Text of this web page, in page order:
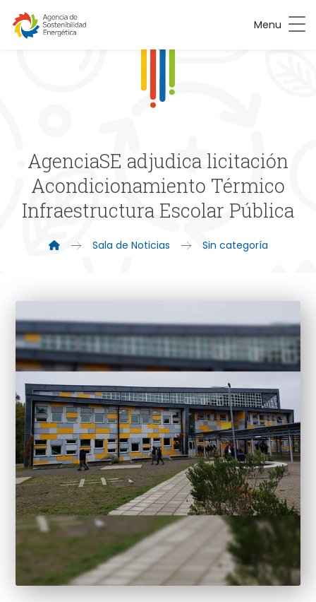
Menu
AgenciaSE adjudica licitación
Acondicionamiento Térmico
Infraestructura Escolar Pública
Sala de Noticias Sin categoría